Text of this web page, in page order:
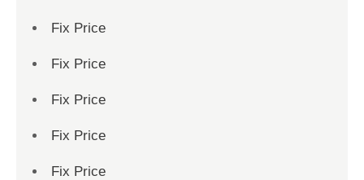
Fix Price
Fix Price
Fix Price
Fix Price
Fix Price